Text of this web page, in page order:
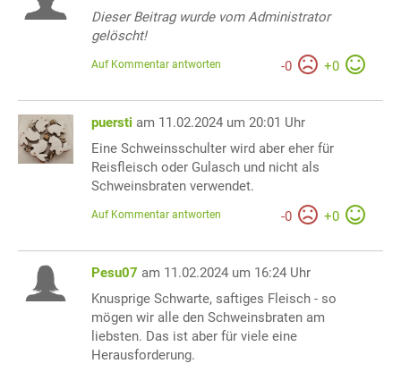
Dieser Beitrag wurde vom Administrator
gelöscht!
-0 +0
Auf Kommentar antworten
puersti am 11.02.2024 um 20:01 Uhr
Eine Schweinsschulter wird aber eher für
Reisfleisch oder Gulasch und nicht als
Schweinsbraten verwendet.
-0 +0
Auf Kommentar antworten
Pesu07 am 11.02.2024 um 16:24 Uhr
Knusprige Schwarte, saftiges Fleisch - so
mögen wir alle den Schweinsbraten am
liebsten. Das ist aber für viele eine
Herausforderung.